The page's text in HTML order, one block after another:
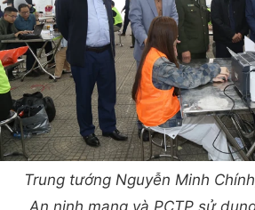
Trung tướng Nguyễn Minh
An ninh mạng và PCTP sử